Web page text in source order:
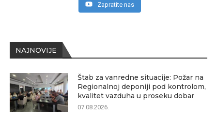
NAJNOVIJE
Štab za vanredne situacije: Požar na
Regionalnoj deponiji pod kontrolom,
kvalitet vazduha u proseku dobar
07.08.2026.
Zapratite nas